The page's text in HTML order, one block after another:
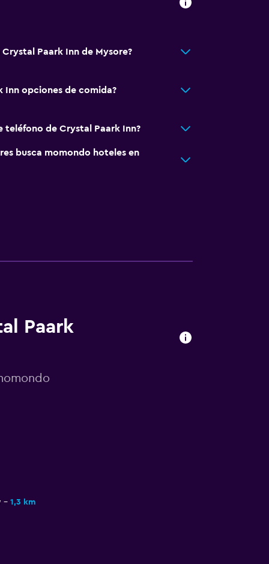
Paark Inn de Mysore?
Inn opciones de comida?
teléfono de Crystal Paark Inn?
busca momondo hoteles en
Paark
1,3 km